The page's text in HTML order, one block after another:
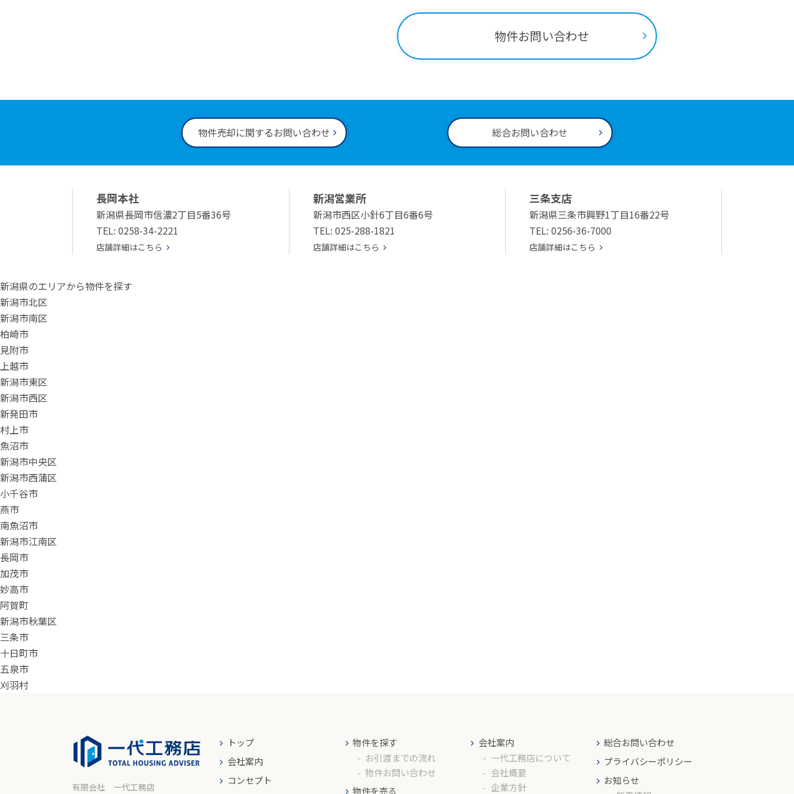
物件お問い合わせ
物件売却に関するお問い合わせ 総合お問い合わせ
長岡本社
新潟県長岡市信濃2丁目5番36号
TEL: 0258-34-2221
店舗詳細はこちら
新潟営業所
新潟市西区小針6丁目6番6号
TEL: 025-288-1821
店舗詳細はこちら
三条支店
新潟県三条市興野1丁目16番22号
TEL: 0256-36-7000
店舗詳細はこちら
新潟県のエリアから物件を探す
新潟市北区
新潟市南区
柏崎市
見附市
上越市
新潟市東区
新潟市西区
新発田市
村上市
魚沼市
新潟市中央区
新潟市西蒲区
小千谷市
燕市
南魚沼市
新潟市江南区
長岡市
加茂市
妙高市
阿賀町
新潟市秋葉区
三条市
十日町市
五泉市
刈羽村
有限会社 一代工務店
トップ
会社案内
コンセプト
物件を探す
お引渡までの流れ
物件お問い合わせ
物件を売る
会社案内
一代工務店について
会社概要
企業方針
総合お問い合わせ
プライバシーポリシー
お知らせ